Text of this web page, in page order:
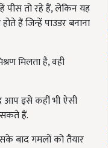
हैं जिन्हें पाउडर बनाना
हैं.
बाद गमलों को तैयार